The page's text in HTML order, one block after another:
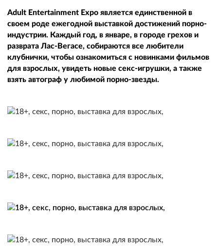
Adult Entertainment Expo является единственной в
своем роде ежегодной выставкой достижений порно-
индустрии. Каждый год, в январе, в городе грехов и
разврата Лас-Вегасе, собираются все любители
клубнички, чтобы ознакомиться с новинками фильмов
для взрослых, увидеть новые секс-игрушки, а также
взять автограф у любимой порно-звезды.